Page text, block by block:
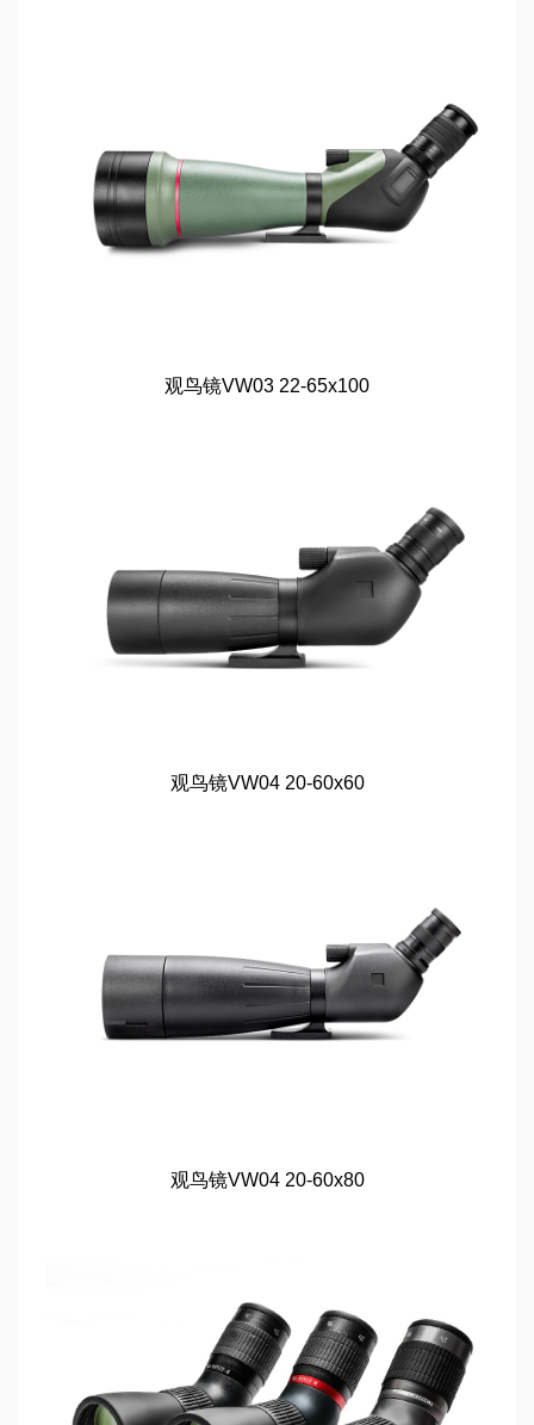
观鸟镜VW03 22-65x100
观鸟镜VW04 20-60x60
观鸟镜VW04 20-60x80